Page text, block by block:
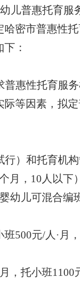
儿普惠托育服
密市普惠性
：
普惠性托育服务
际等因素，拟定
）和托育机
月， 10 人以下
幼儿可混合编
班500元/人 · 月
月，托小班1100